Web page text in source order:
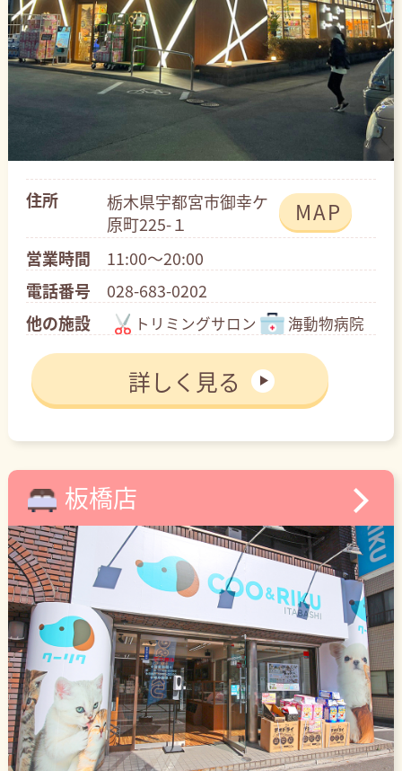
住所
栃木県宇都宮市御幸ケ
原町225-１
MAP
営業時間
11:00～20:00
電話番号
028-683-0202
他の施設
トリミングサロン 海動物病院
詳しく見る
板橋店